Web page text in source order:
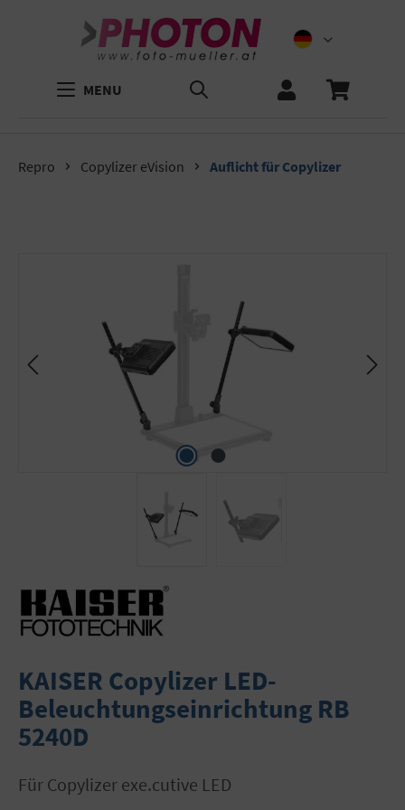
MENU
Repro Copylizer eVision Auflicht für Copylizer
KAISER Copylizer LED-
Beleuchtungseinrichtung RB
5240D
für Copylizer exe.cutive LED